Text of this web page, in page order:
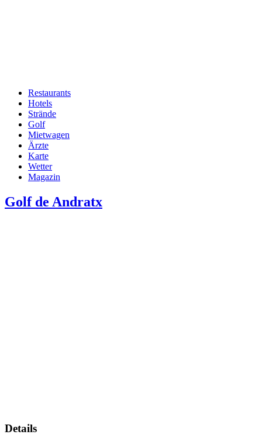
Hauptnavigation
Restaurants
Hotels
Strände
Golf
Mietwagen
Ärzte
Karte
Wetter
Magazin
Golf de Andratx
Details